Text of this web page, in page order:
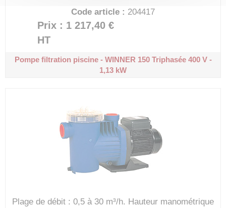
Code article : 204417
Prix : 1 217,40 €
HT
Pompe filtration piscine - WINNER 150Triphasée 400 V -
1,13 kW
Plage de débit : 0,5 à 30 m³/h. Hauteur manométrique